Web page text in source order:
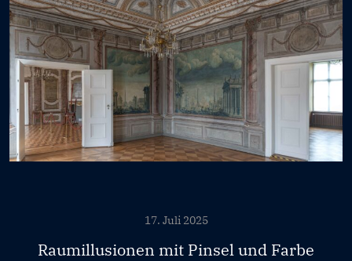
17. Juli 2025
Raumillusionen mit Pinsel und Farbe